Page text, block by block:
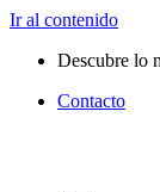
Ir al contenido
Descubre lo
Contacto